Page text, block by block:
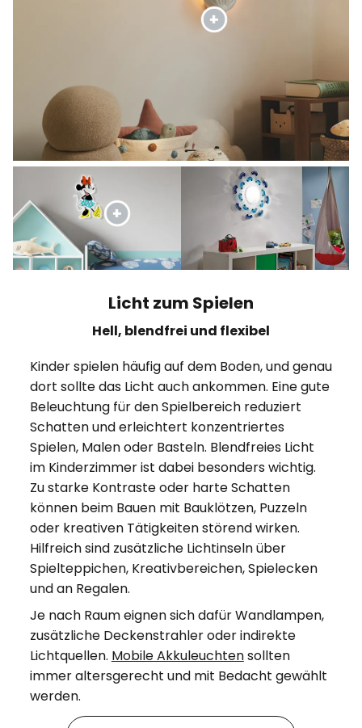
Licht zum Spielen
Hell, blendfrei und flexibel
Kinder spielen häufig auf dem Boden, und genau
dort sollte das Licht auch ankommen. Eine gute
Beleuchtung für den Spielbereich reduziert
Schatten und erleichtert konzentriertes
Spielen, Malen oder Basteln. Blendfreies Licht
im Kinderzimmer ist dabei besonders wichtig.
Zu starke Kontraste oder harte Schatten
können beim Bauen mit Bauklötzen, Puzzeln
oder kreativen Tätigkeiten störend wirken.
Hilfreich sind zusätzliche Lichtinseln über
Spielteppichen, Kreativbereichen, Spielecken
und an Regalen.
Je nach Raum eignen sich dafür Wandlampen,
zusätzliche Deckenstrahler oder indirekte
Lichtquellen. Mobile Akkuleuchtensollten
immer altersgerecht und mit Bedacht gewählt
werden.